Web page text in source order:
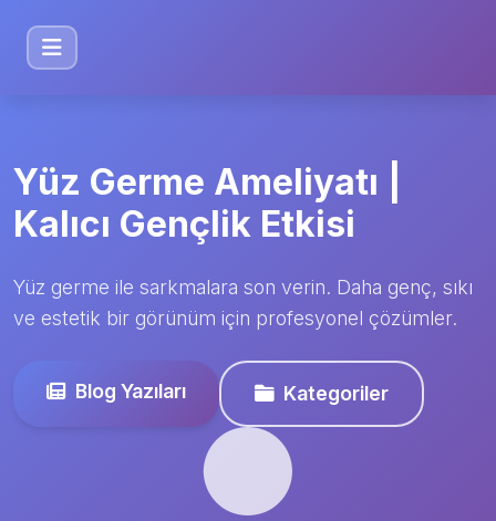
Yüz Germe Ameliyatı |
Kalıcı Gençlik Etkisi
Yüz germe ile sarkmalara son verin. Daha genç, sıkı
ve estetik bir görünüm için profesyonel çözümler.
Blog Yazıları Kategoriler